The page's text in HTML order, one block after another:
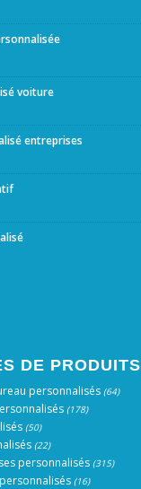
voiture
entreprises
DE PRODUITS
personnalisés (64)
(178)
(50)
(22)
personnalisés (315)
(16)